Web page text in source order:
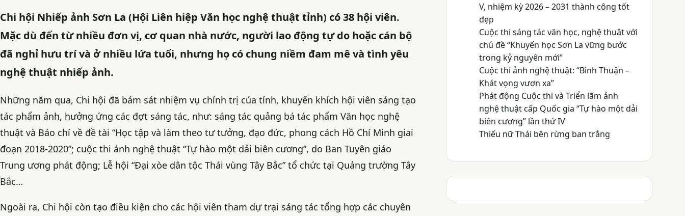
Chi hội Nhiếp ảnh Sơn La (Hội Liên hiệp Văn học nghệ thuật tỉnh) có 38 hội viên.
Mặc dù đến từ nhiều đơn vị, cơ quan nhà nước, người lao động tự do hoặc cán bộ
đã nghỉ hưu trí và ở nhiều lứa tuổi, nhưng họ có chung niềm đam mê và tình yêu
nghệ thuật nhiếp ảnh.
Những năm qua, Chi hội đã bám sát nhiệm vụ chính trị của tỉnh, khuyến khích hội viên sáng tạo
tác phẩm ảnh, hưởng ứng các đợt sáng tác, như: sáng tác quảng bá tác phẩm Văn học nghệ
thuật và Báo chí về đề tài “Học tập và làm theo tư tưởng, đạo đức, phong cách Hồ Chí Minh giai
đoạn 2018-2020”; cuộc thi ảnh nghệ thuật “Tự hào một dải biên cương”, do Ban Tuyên giáo
Trung ương phát động; Lễ hội “Đại xòe dân tộc Thái vùng Tây Bắc” tổ chức tại Quảng trường Tây
Bắc…
Ngoài ra, Chi hội còn tạo điều kiện cho các hội viên tham dự trại sáng tác tổng hợp các chuyên
V, nhiệm kỳ 2026 – 2031 thành công tốt
đẹp
Cuộc thi sáng tác văn học, nghệ thuật với
chủ đề “Khuyến học Sơn La vững bước
trong kỷ nguyên mới”
Cuộc thi ảnh nghệ thuật: “Bình Thuận –
Khát vọng vươn xa”
Phát động Cuộc thi và Triển lãm ảnh
nghệ thuật cấp Quốc gia “Tự hào một dải
biên cương” lần thứ IV
Thiếu nữ Thái bên rừng ban trắng